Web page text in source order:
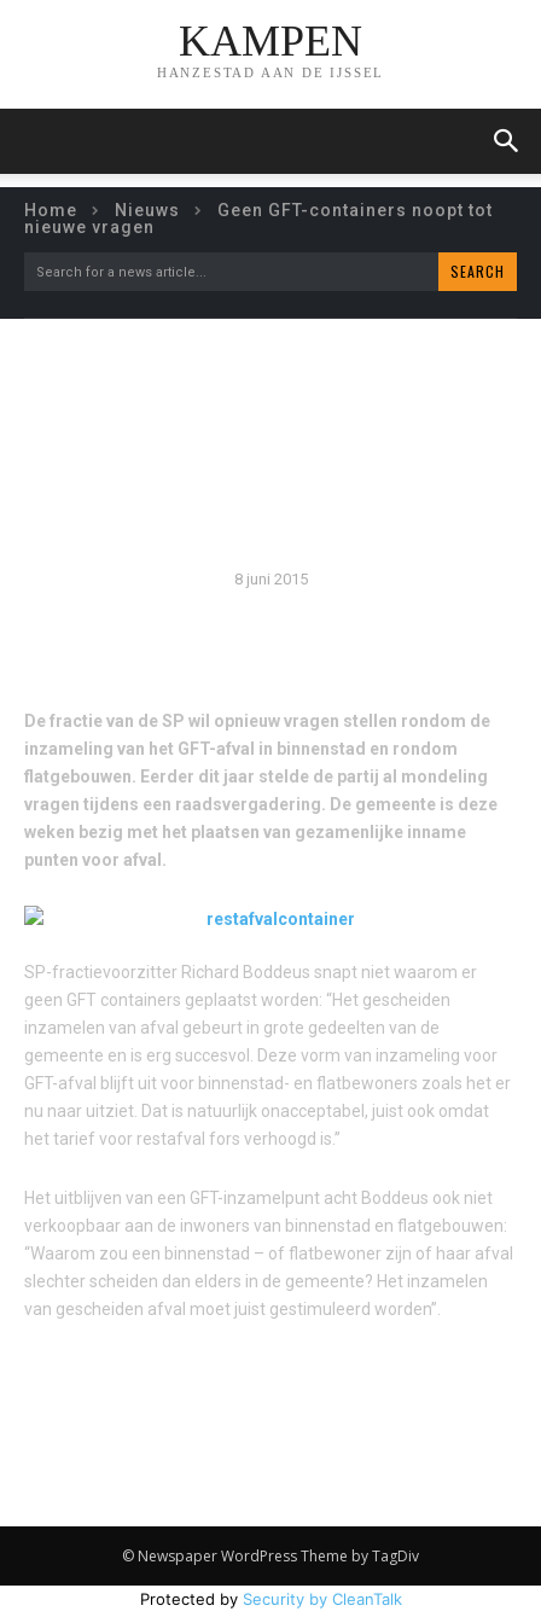
KAMPEN
HANZESTAD AAN DE IJSSEL
Home Nieuws
Geen GFT-containers noopt tot
nieuwe vragen
Search for a news article... SEARCH
8 juni 2015
De fractie van de SP wil opnieuw vragen stellen rondom de
inzameling van het GFT-afval in binnenstad en rondom
flatgebouwen. Eerder dit jaar stelde de partij al mondeling
vragen tijdens een raadsvergadering. De gemeente is deze
weken bezig met het plaatsen van gezamenlijke inname
punten voor afval.
SP-fractievoorzitter Richard Boddeus snapt niet waarom er
geen GFT containers geplaatst worden: “Het gescheiden
inzamelen van afval gebeurt in grote gedeelten van de
gemeente en is erg succesvol. Deze vorm van inzameling voor
GFT-afval blijft uit voor binnenstad- en flatbewoners zoals het er
nu naar uitziet. Dat is natuurlijk onacceptabel, juist ook omdat
het tarief voor restafval fors verhoogd is.”
Het uitblijven van een GFT-inzamelpunt acht Boddeus ook niet
verkoopbaar aan de inwoners van binnenstad en flatgebouwen:
“Waarom zou een binnenstad – of flatbewoner zijn of haar afval
slechter scheiden dan elders in de gemeente? Het inzamelen
van gescheiden afval moet juist gestimuleerd worden”.
© Newspaper WordPress Theme by TagDiv
Protected by Security by CleanTalk